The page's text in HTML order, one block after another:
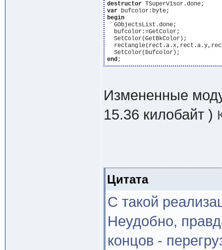
destructor
var
begin
  GObjectsList.done;
  bufcolor:=GetColor;
  SetColor(GetBkColor);
end
Измененные
15.36 килобайт )
Цитата
С такой
Неудобно,
концов -